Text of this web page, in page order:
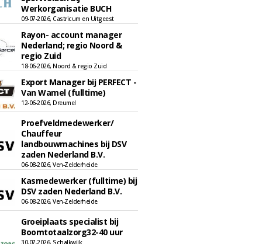
Werkorganisatie BUCH
09-07-2026, Castricum en Uitgeest
Rayon- account manager
Nederland; regio Noord &
regio Zuid
18-06-2026, Noord & regio Zuid
Export Manager bij PERFECT -
Van Wamel (fulltime)
12-06-2026, Dreumel
Proefveldmedewerker/
Chauffeur
landbouwmachines bij DSV
zaden Nederland B.V.
06-08-2026, Ven-Zelderheide
Kasmedewerker (fulltime) bij
DSV zaden Nederland B.V.
06-08-2026, Ven-Zelderheide
Groeiplaats specialist bij
Boomtotaalzorg32-40 uur
30-07-2026, Schalkwijk